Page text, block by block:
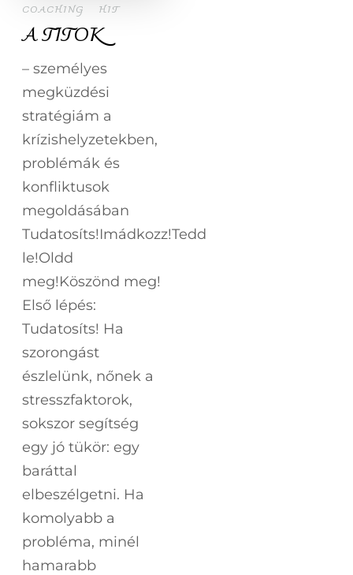
COACHING HIT
A TITOK
– személyes
megküzdési
stratégiám a
krízishelyzetekben,
problémák és
konfliktusok
megoldásában
Tudatosíts!Imádkozz!Tedd
le!Oldd
meg!Köszönd meg!
Első lépés:
Tudatosíts! Ha
szorongást
észlelünk, nőnek a
stresszfaktorok,
sokszor segítség
egy jó tükör: egy
baráttal
elbeszélgetni. Ha
komolyabb a
probléma, minél
hamarabb